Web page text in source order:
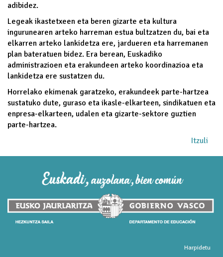
adibidez.
Legeak ikastetxeen eta beren gizarte eta kultura
ingurunearen arteko harreman estua bultzatzen du, bai eta
elkarren arteko lankidetza ere, jardueren eta harremanen
plan bateratuen bidez. Era berean, Euskadiko
administrazioen eta erakundeen arteko koordinazioa eta
lankidetza ere sustatzen du.
Horrelako ekimenak garatzeko, erakundeek parte-hartzea
sustatuko dute, guraso eta ikasle-elkarteen, sindikatuen eta
enpresa-elkarteen, udalen eta gizarte-sektore guztien
parte-hartzea.
Itzuli
Harpidetu